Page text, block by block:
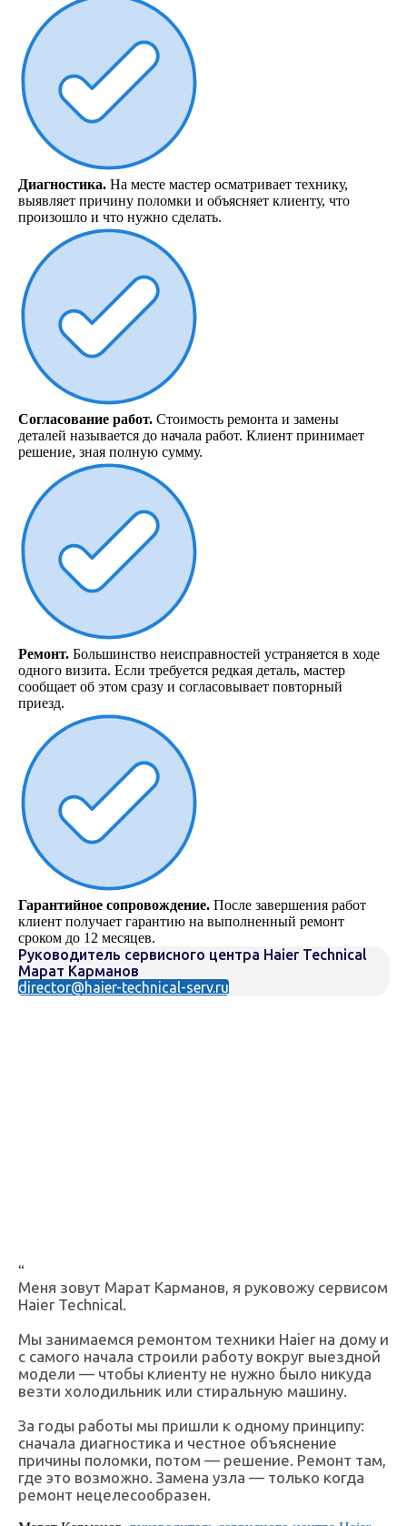
Диагностика. На месте мастер осматривает технику,
выявляет причину поломки и объясняет клиенту, что
произошло и что нужно сделать.
Согласование работ. Стоимость ремонта и замены
деталей называется до начала работ. Клиент принимает
решение, зная полную сумму.
Ремонт. Большинство неисправностей устраняется в ходе
одного визита. Если требуется редкая деталь, мастер
сообщает об этом сразу и согласовывает повторный
приезд.
Гарантийное сопровождение. После завершения работ
клиент получает гарантию на выполненный ремонт
сроком до 12 месяцев.
Руководитель сервисного центра Haier Technical
Марат Карманов
director@haier-technical-serv.ru
“
Меня зовут Марат Карманов, я руковожу сервисом
Haier Technical.
Мы занимаемся ремонтом техники Haier на дому и
с самого начала строили работу вокруг выездной
модели — чтобы клиенту не нужно было никуда
везти холодильник или стиральную машину.
За годы работы мы пришли к одному принципу:
сначала диагностика и честное объяснение
причины поломки, потом — решение. Ремонт там,
где это возможно. Замена узла — только когда
ремонт нецелесообразен.